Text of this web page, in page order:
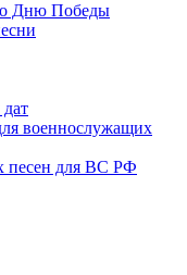
Дню Победы
военнослужащих
песен для ВС РФ